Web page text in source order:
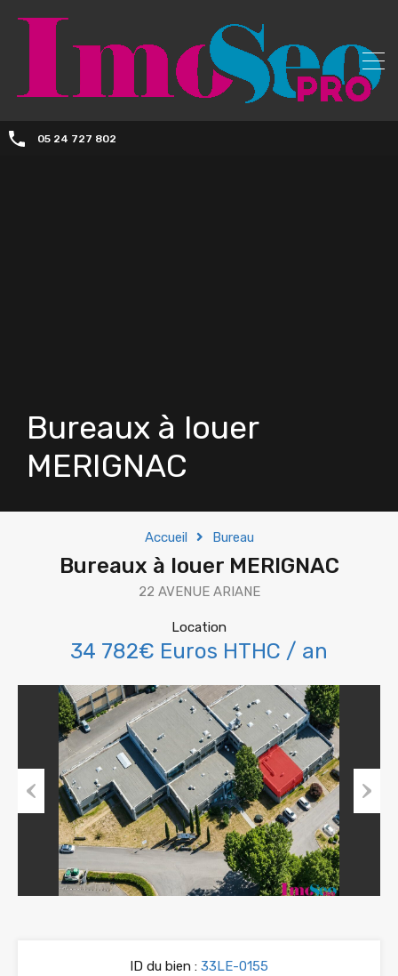
05 24 727 802
Bureaux à louer
MERIGNAC
Accueil Bureau
Bureaux à louer MERIGNAC
22 AVENUE ARIANE
Location
34 782€ Euros HTHC / an
Previous
ID du bien : 33LE-0155